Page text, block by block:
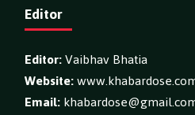
Editor
Editor:Vaibhav Bhatia
Website:
Email: